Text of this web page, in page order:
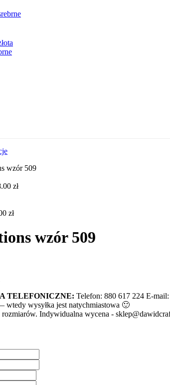
wzór 509
zł
zł
wzór 509
TELEFONICZNE: Telefon: 880 617 224 E-
wtedy wysyłka jest natychmiastowa 🙂
rozmiarów. Indywidualna wycena -